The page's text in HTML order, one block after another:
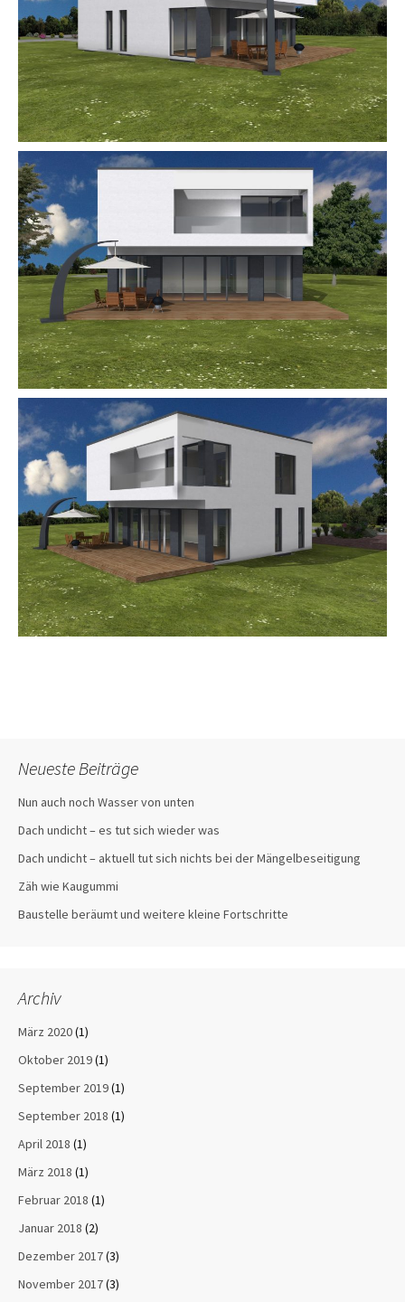
Neueste Beiträge
Nun auch noch Wasser von unten
Dach undicht – es tut sich wieder was
Dach undicht – aktuell tut sich nichts bei der Mängelbeseitigung
Zäh wie Kaugummi
Baustelle beräumt und weitere kleine Fortschritte
Archiv
März 2020(1)
Oktober 2019(1)
September 2019(1)
September 2018 (1)
April 2018 (1)
März 2018 (1)
Februar 2018 (1)
Januar 2018 (2)
Dezember 2017(3)
November 2017(3)